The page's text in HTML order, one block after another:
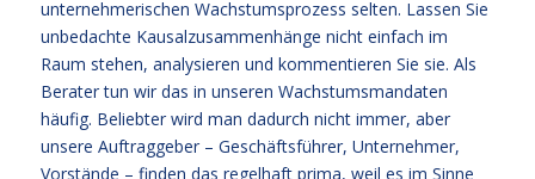
unternehmerischen Wachstumsprozess selten. Lassen Sie
unbedachte Kausalzusammenhänge nicht einfach im
Raum stehen, analysieren und kommentieren Sie sie. Als
Berater tun wir das in unseren Wachstumsmandaten
häufig. Beliebter wird man dadurch nicht immer, aber
unsere Auftraggeber – Geschäftsführer, Unternehmer,
Vorstände – finden das regelhaft prima, weil es im Sinne